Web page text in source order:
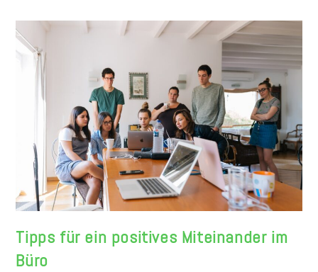
Tipps für ein positives Miteinander im
Büro